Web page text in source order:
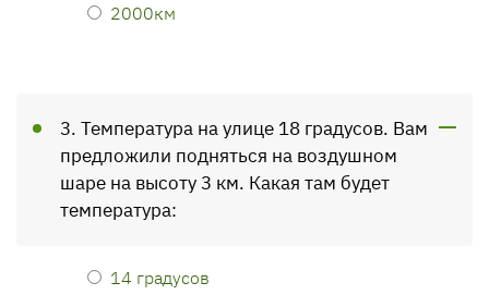
2000км
3. Температура на улице 18 градусов. Вам
предложили подняться на воздушном
шаре на высоту 3 км. Какая там будет
температура:
14 градусов